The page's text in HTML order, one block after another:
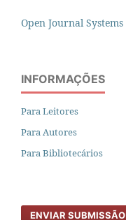
Open Journal Systems
INFORMAÇÕES
Para Leitores
Para Autores
Para Bibliotecários
ENVIAR SUBMISSÃO